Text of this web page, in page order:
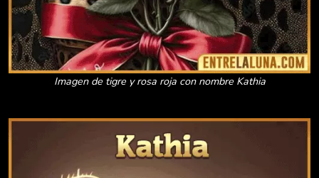
Imagen de tigre y rosa roja con nombre Kathia